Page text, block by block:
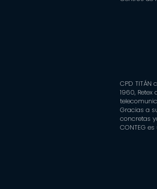
CPD
1960,
Gracias a
concretas
CONTEG